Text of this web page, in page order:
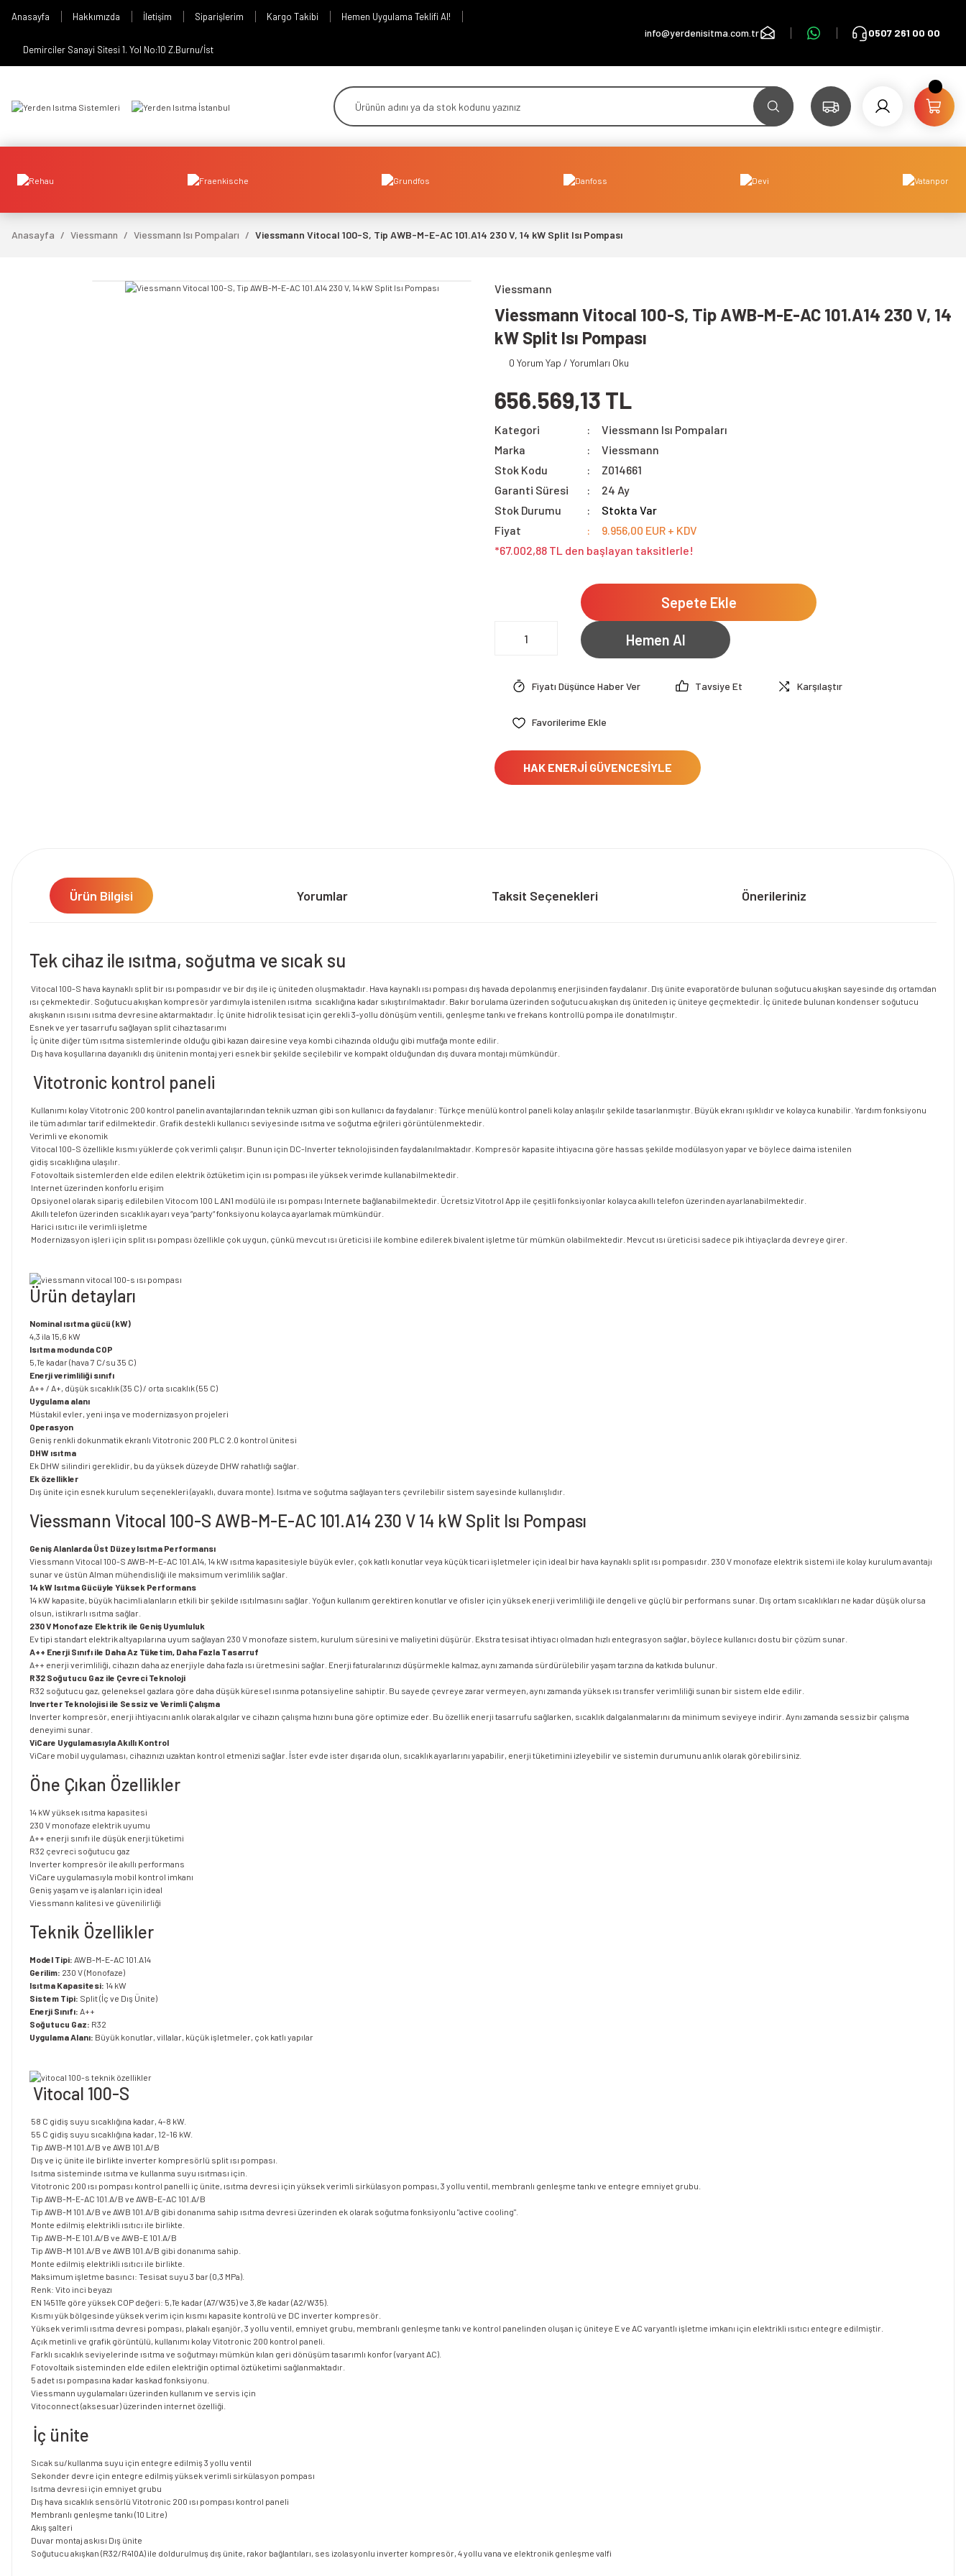
Anasayfa Hakkımızda İletişim Siparişlerim Kargo Takibi Hemen Uygulama Teklifi Al!
Demirciler Sanayi Sitesi 1. Yol No:10 Z.Burnu/İst
info@yerdenisitma.com.tr 0507 261 00 00
Anasayfa Viessmann Viessmann Isı Pompaları Viessmann Vitocal 100-S, Tip AWB-M-E-AC 101.A14 230 V, 14 kW Split Isı Pompası
Viessmann
Viessmann Vitocal 100-S, Tip AWB-M-E-AC 101.A14 230 V, 14
kW Split Isı Pompası
0 Yorum Yap / Yorumları Oku
656.569,13 TL
Kategori
Viessmann Isı Pompaları
Marka
Viessmann
Stok Kodu
Z014661
Garanti Süresi
24 Ay
Stok Durumu
Stokta Var
Fiyat
9.956,00 EUR + KDV
*67.002,88 TL den başlayan taksitlerle!
Sepete Ekle
Hemen Al
Fiyatı Düşünce Haber Ver Tavsiye Et Karşılaştır
HAK ENERJİ GÜVENCESİYLE
Ürün Bilgisi Yorumlar Taksit Seçenekleri Önerileriniz
Tek cihaz ile ısıtma, soğutma ve sıcak su
Vitocal 100-S hava kaynaklı split bir ısı pompasıdır ve bir dış ile iç üniteden oluşmaktadır. Hava kaynaklı ısı pompası dış havada depolanmış enerjisinden faydalanır. Dış ünite evaporatörde bulunan soğutucu akışkan sayesinde dış ortamdan
ısı çekmektedir. Soğutucu akışkan kompresör yardımıyla istenilen ısıtma sıcaklığına kadar sıkıştırılmaktadır. Bakır borulama üzerinden soğutucu akışkan dış üniteden iç üniteye geçmektedir. İç ünitede bulunan kondenser soğutucu
akışkanın ısısını ısıtma devresine aktarmaktadır. İç ünite hidrolik tesisat için gerekli 3-yollu dönüşüm ventili, genleşme tankı ve frekans kontrollü pompa ile donatılmıştır.
Esnek ve yer tasarrufu sağlayan split cihaz tasarımı
İç ünite diğer tüm ısıtma sistemlerinde olduğu gibi kazan dairesine veya kombi cihazında olduğu gibi mutfağa monte edilir.
Dış hava koşullarına dayanıklı dış ünitenin montaj yeri esnek bir şekilde seçilebilir ve kompakt olduğundan dış duvara montajı mümkündür.
Vitotronic kontrol paneli
Kullanımı kolay Vitotronic 200 kontrol panelin avantajlarından teknik uzman gibi son kullanıcı da faydalanır: Türkçe menülü kontrol paneli kolay anlaşılır şekilde tasarlanmıştır. Büyük ekranı ışıklıdır ve kolayca kunabilir. Yardım fonksiyonu
ile tüm adımlar tarif edilmektedir. Grafik destekli kullanıcı seviyesinde ısıtma ve soğutma eğrileri görüntülenmektedir.
Verimli ve ekonomik
Vitocal 100-S özellikle kısmı yüklerde çok verimli çalışır. Bunun için DC-Inverter teknolojisinden faydalanılmaktadır. Kompresör kapasite ihtiyacına göre hassas şekilde modülasyon yapar ve böylece daima istenilen
gidiş sıcaklığına ulaşılır.
Fotovoltaik sistemlerden elde edilen elektrik öztüketim için ısı pompası ile yüksek verimde kullanabilmektedir.
Internet üzerinden konforlu erişim
Opsiyonel olarak sipariş edilebilen Vitocom 100 LAN1 modülü ile ısı pompası Internete bağlanabilmektedir. Ücretsiz Vitotrol App ile çeşitli fonksiyonlar kolayca akıllı telefon üzerinden ayarlanabilmektedir.
Akıllı telefon üzerinden sıcaklık ayarı veya “party“ fonksiyonu kolayca ayarlamak mümkündür.
Harici ısıtıcı ile verimli işletme
Modernizasyon işleri için split ısı pompası özellikle çok uygun, çünkü mevcut ısı üreticisi ile kombine edilerek bivalent işletme tür mümkün olabilmektedir. Mevcut ısı üreticisi sadece pik ihtiyaçlarda devreye girer.
Ürün detayları
Nominal ısıtma gücü (kW)
4,3 ila 15,6 kW
Isıtma modunda COP
5,1'e kadar (hava 7 C/su 35 C)
Enerji verimliliği sınıfı
A++ / A+, düşük sıcaklık (35 C) / orta sıcaklık (55 C)
Uygulama alanı
Müstakil evler, yeni inşa ve modernizasyon projeleri
Operasyon
Geniş renkli dokunmatik ekranlı Vitotronic 200 PLC 2.0 kontrol ünitesi
DHW ısıtma
Ek DHW silindiri gereklidir, bu da yüksek düzeyde DHW rahatlığı sağlar.
Ek özellikler
Dış ünite için esnek kurulum seçenekleri (ayaklı, duvara monte). Isıtma ve soğutma sağlayan ters çevrilebilir sistem sayesinde kullanışlıdır.
Viessmann Vitocal 100-S AWB-M-E-AC 101.A14 230 V 14 kW Split Isı Pompası
Geniş Alanlarda Üst Düzey Isıtma Performansı
Viessmann Vitocal 100-S AWB-M-E-AC 101.A14, 14 kW ısıtma kapasitesiyle büyük evler, çok katlı konutlar veya küçük ticari işletmeler için ideal bir hava kaynaklı split ısı pompasıdır. 230 V monofaze elektrik sistemi ile kolay kurulum avantajı
sunar ve üstün Alman mühendisliği ile maksimum verimlilik sağlar.
14 kW Isıtma Gücüyle Yüksek Performans
14 kW kapasite, büyük hacimli alanların etkili bir şekilde ısıtılmasını sağlar. Yoğun kullanım gerektiren konutlar ve ofisler için yüksek enerji verimliliği ile dengeli ve güçlü bir performans sunar. Dış ortam sıcaklıkları ne kadar düşük olursa
olsun, istikrarlı ısıtma sağlar.
230 V Monofaze Elektrik ile Geniş Uyumluluk
Ev tipi standart elektrik altyapılarına uyum sağlayan 230 V monofaze sistem, kurulum süresini ve maliyetini düşürür. Ekstra tesisat ihtiyacı olmadan hızlı entegrasyon sağlar, böylece kullanıcı dostu bir çözüm sunar.
A++ Enerji Sınıfı ile Daha Az Tüketim, Daha Fazla Tasarruf
A++ enerji verimliliği, cihazın daha az enerjiyle daha fazla ısı üretmesini sağlar. Enerji faturalarınızı düşürmekle kalmaz, aynı zamanda sürdürülebilir yaşam tarzına da katkıda bulunur.
R32 Soğutucu Gaz ile Çevreci Teknoloji
R32 soğutucu gaz, geleneksel gazlara göre daha düşük küresel ısınma potansiyeline sahiptir. Bu sayede çevreye zarar vermeyen, aynı zamanda yüksek ısı transfer verimliliği sunan bir sistem elde edilir.
Inverter Teknolojisi ile Sessiz ve Verimli Çalışma
Inverter kompresör, enerji ihtiyacını anlık olarak algılar ve cihazın çalışma hızını buna göre optimize eder. Bu özellik enerji tasarrufu sağlarken, sıcaklık dalgalanmalarını da minimum seviyeye indirir. Aynı zamanda sessiz bir çalışma
deneyimi sunar.
ViCare Uygulamasıyla Akıllı Kontrol
ViCare mobil uygulaması, cihazınızı uzaktan kontrol etmenizi sağlar. İster evde ister dışarıda olun, sıcaklık ayarlarını yapabilir, enerji tüketimini izleyebilir ve sistemin durumunu anlık olarak görebilirsiniz.
Öne Çıkan Özellikler
14 kW yüksek ısıtma kapasitesi
230 V monofaze elektrik uyumu
A++ enerji sınıfı ile düşük enerji tüketimi
R32 çevreci soğutucu gaz
Inverter kompresör ile akıllı performans
ViCare uygulamasıyla mobil kontrol imkanı
Geniş yaşam ve iş alanları için ideal
Viessmann kalitesi ve güvenilirliği
Teknik Özellikler
Model Tipi: AWB-M-E-AC 101.A14
Gerilim: 230 V (Monofaze)
Isıtma Kapasitesi: 14 kW
Sistem Tipi: Split (İç ve Dış Ünite)
Enerji Sınıfı: A++
Soğutucu Gaz: R32
Uygulama Alanı: Büyük konutlar, villalar, küçük işletmeler, çok katlı yapılar
Vitocal 100-S
58 C gidiş suyu sıcaklığına kadar, 4-8 kW.
55 C gidiş suyu sıcaklığına kadar, 12-16 kW.
Tip AWB-M 101.A/B ve AWB 101.A/B
Dış ve iç ünite ile birlikte inverter kompresörlü split ısı pompası.
Isıtma sisteminde ısıtma ve kullanma suyu ısıtması için.
Vitotronic 200 ısı pompası kontrol panelli iç ünite, ısıtma devresi için yüksek verimli sirkülasyon pompası, 3 yollu ventil, membranlı genleşme tankı ve entegre emniyet grubu.
Tip AWB-M-E-AC 101.A/B ve AWB-E-AC 101.A/B
Tip AWB-M 101.A/B ve AWB 101.A/B gibi donanıma sahip ısıtma devresi üzerinden ek olarak soğutma fonksiyonlu "active cooling".
Monte edilmiş elektrikli ısıtıcı ile birlikte.
Tip AWB-M-E 101.A/B ve AWB-E 101.A/B
Tip AWB-M 101.A/B ve AWB 101.A/B gibi donanıma sahip.
Monte edilmiş elektrikli ısıtıcı ile birlikte.
Maksimum işletme basıncı: Tesisat suyu 3 bar (0,3 MPa).
Renk: Vito inci beyazı
EN 14511'e göre yüksek COP değeri: 5,1'e kadar (A7/W35) ve 3,8'e kadar (A2/W35).
Kısmı yük bölgesinde yüksek verim için kısmı kapasite kontrolü ve DC inverter kompresör.
Yüksek verimli ısıtma devresi pompası, plakalı eşanjör, 3 yollu ventil, emniyet grubu, membranlı genleşme tankı ve kontrol panelinden oluşan iç üniteye E ve AC varyantlı işletme imkanı için elektrikli ısıtıcı entegre edilmiştir.
Açık metinli ve grafik görüntülü, kullanımı kolay Vitotronic 200 kontrol paneli.
Farklı sıcaklık seviyelerinde ısıtma ve soğutmayı mümkün kılan geri dönüşüm tasarımlı konfor (varyant AC).
Fotovoltaik sisteminden elde edilen elektriğin optimal öztüketimi sağlanmaktadır.
5 adet ısı pompasına kadar kaskad fonksiyonu.
Viessmann uygulamaları üzerinden kullanım ve servis için
Vitoconnect (aksesuar) üzerinden internet özelliği.
İç ünite
Sıcak su/kullanma suyu için entegre edilmiş 3 yollu ventil
Sekonder devre için entegre edilmiş yüksek verimli sirkülasyon pompası
Isıtma devresi için emniyet grubu
Dış hava sıcaklık sensörlü Vitotronic 200 ısı pompası kontrol paneli
Membranlı genleşme tankı (10 Litre)
Akış şalteri
Duvar montaj askısı Dış ünite
Soğutucu akışkan (R32/R410A) ile doldurulmuş dış ünite, rakor bağlantıları, ses izolasyonlu inverter kompresör, 4 yollu vana ve elektronik genleşme valfi